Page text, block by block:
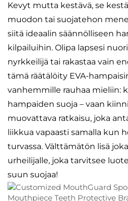
Kevyt mutta kestävä, se
muodon tai suojatehon
siitä ideaalin säännölliseen
kilpailuihin. Olipa lapsesi
nyrkkeilijä tai rakastaa vain
tämä räätälöity EVA-
vanhemmille rauhaa mieliin:
hampaiden suoja – vaan
muovattava ratkaisu, joka
liikkua vapaasti samalla kun
turvassa. Välttämätön lisä
urheilijalle, joka tarvitsee
suun suojaa!